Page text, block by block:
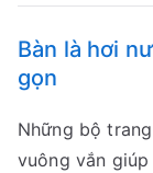
Bàn là hơi
gọn
Những bộ
vuông vắn